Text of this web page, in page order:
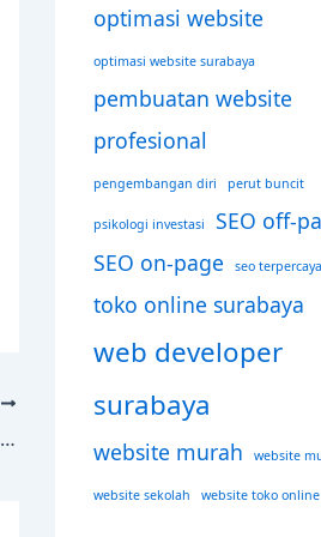
Memulai Jasa SEO setelah setahun menjadi Freelancer Website
optimasi website
optimasi website surabaya
pembuatan website
profesional
pengembangan diri perut buncit
psikologi investasi
SEO off-
SEO on-page
seo terpercaya
toko online surabaya
web developer
surabaya
website murah website
website sekolah website toko online